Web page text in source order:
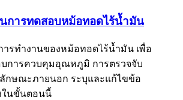
การทดสอบหม้อทอดไร้น้ำมัน
รทำงานของหม้อทอดไร้น้ำมัน เพื่อ
บการควบคุมอุณหภูมิ การตรวจจับ
กษณะภายนอก ระบุและแก้ไขข้อ
ในขั้นตอนนี้